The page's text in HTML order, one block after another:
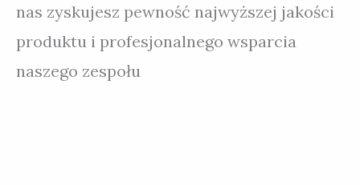
nas zyskujesz pewność najwyższej jakości
produktu i profesjonalnego wsparcia
naszego zespołu